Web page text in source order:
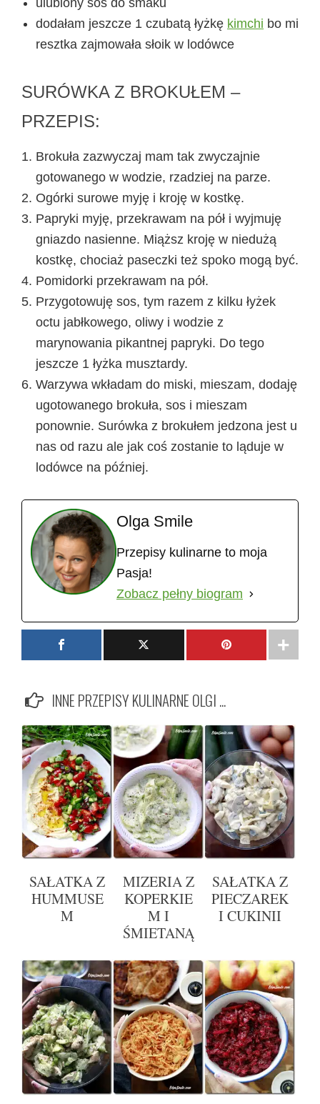
dodałam jeszcze 1 czubatą łyżkę kimchi bo mi
resztka zajmowała słoik w lodówce
SURÓWKA Z BROKUŁEM –
PRZEPIS:
Brokuła zazwyczaj mam tak zwyczajnie
gotowanego w wodzie, rzadziej na parze.
Ogórki surowe myję i kroję w kostkę.
Papryki myję, przekrawam na pół i wyjmuję
gniazdo nasienne. Miąższ kroję w niedużą
kostkę, chociaż paseczki też spoko mogą być.
Pomidorki przekrawam na pół.
Przygotowuję sos, tym razem z kilku łyżek
octu jabłkowego, oliwy i wodzie z
marynowania pikantnej papryki. Do tego
jeszcze 1 łyżka musztardy.
Warzywa wkładam do miski, mieszam, dodaję
ugotowanego brokuła, sos i mieszam
ponownie. Surówka z brokułem jedzona jest u
nas od razu ale jak coś zostanie to ląduje w
lodówce na później.
Olga Smile
Przepisy kulinarne to moja
Pasja!
Zobacz pełny biogram
INNE PRZEPISY KULINARNE OLGI ...
SAŁATKA Z
HUMMUSE
M
MIZERIA Z
KOPERKIE
M I
ŚMIETANĄ
SAŁATKA Z
PIECZAREK
I CUKINII